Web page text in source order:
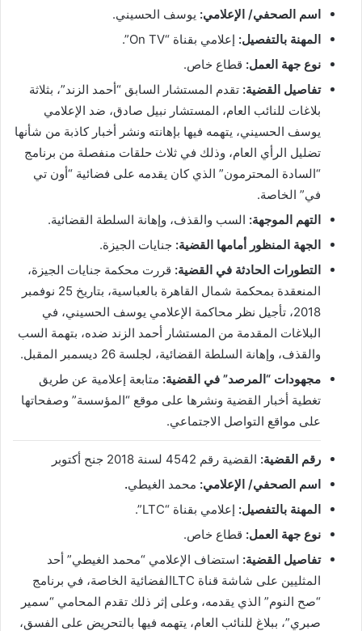
اسم الصحفي/ الإعلامي: يوسف الحسيني.
المهنة بالتفصيل: إعلامي بقناة “On TV”.
نوع جهة العمل: قطاع خاص.
تفاصيل القضية: تقدم المستشار السابق “أحمد الزند”، بثلاثة
بلاغات للنائب العام، المستشار نبيل صادق، ضد الإعلامي
يوسف الحسيني، يتهمه فيها بإهانته ونشر أخبار كاذبة من شأنها
تضليل الرأي العام، وذلك في ثلاث حلقات منفصلة من برنامج
“السادة المحترمون” الذي كان يقدمه على فضائية “أون تي
في” الخاصة.
التهم الموجهة: السب والقذف، وإهانة السلطة القضائية.
الجهة المنظور أمامها القضية: جنايات الجيزة.
التطورات الحادثة في القضية: قررت محكمة جنايات الجيزة،
المنعقدة بمحكمة شمال القاهرة بالعباسية، بتاريخ 25 نوفمبر
2018، تأجيل نظر محاكمة الإعلامي يوسف الحسيني، في
البلاغات المقدمة من المستشار أحمد الزند ضده، بتهمة السب
والقذف، وإهانة السلطة القضائية، لجلسة 26 ديسمبر المقبل.
مجهودات “المرصد” في القضية: متابعة إعلامية عن طريق
تغطية أخبار القضية ونشرها على موقع “المؤسسة” وصفحاتها
على مواقع التواصل الاجتماعي.
رقم القضية: القضية رقم 4542 لسنة 2018 جنح أكتوبر
اسم الصحفي/ الإعلامي: محمد الغيطي.
المهنة بالتفصيل: إعلامي بقناة “LTC”.
نوع جهة العمل: قطاع خاص.
تفاصيل القضية: استضاف الإعلامي “محمد الغيطي” أحد
المثليين على شاشة قناة LTCالفضائية الخاصة، في برنامج
“صح النوم” الذي يقدمه، وعلى إثر ذلك تقدم المحامي “سمير
صبري”، ببلاغ للنائب العام، يتهمه فيها بالتحريض على الفسق،